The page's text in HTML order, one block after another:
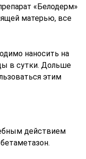
«Белодерм»
матерью, все
наносить на
в сутки. Дольше
этим
действием